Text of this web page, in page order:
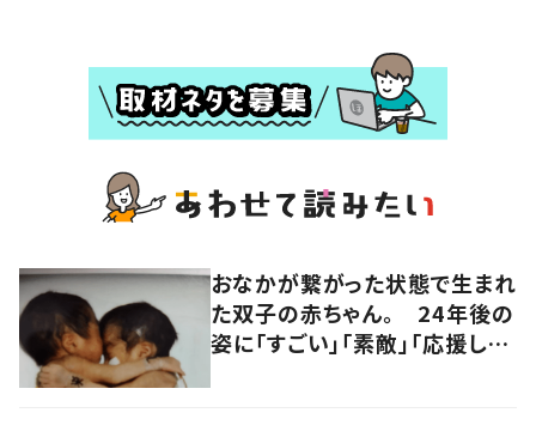
おなかが繋がった状態で生まれ
た双子の赤ちゃん。 24年後の
姿に「すごい」「素敵」「応援して